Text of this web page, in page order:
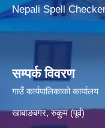
Nepali Spell
सम्पर्क विवरण
गाउँ कार्यपालिकाको कार्यालय
खाबाङबगर, रुकुम (पूर्व)